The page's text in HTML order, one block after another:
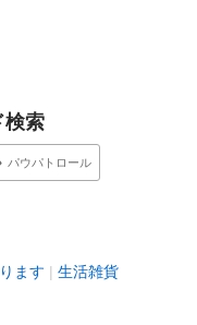
検索
パウパトロール
ます 生活雑貨